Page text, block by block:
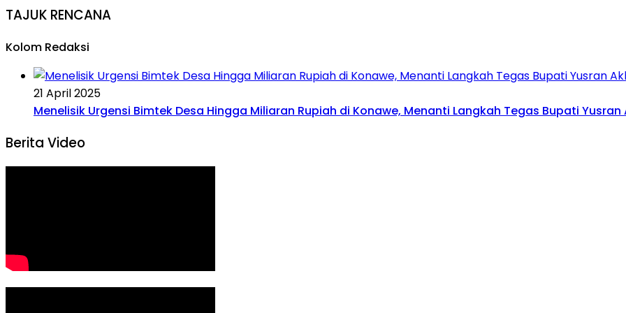
TAJUK RENCANA
Kolom Redaksi
21 April 2025
Menelisik Urgensi Bimtek Desa Hingga Miliaran Rupiah di Konawe, Menanti Langkah Tegas Bupati Yusran
Berita Video